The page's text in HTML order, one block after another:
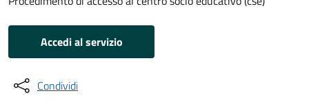
Accedi al servizio
Condividi